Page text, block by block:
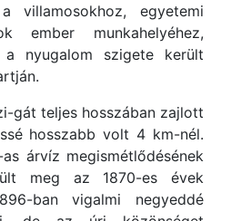
villamosokhoz, egyetemi
ember munkahelyéhez,
nyugalom szigete került
gát teljes hosszában zajlott
hosszabb volt 4 km-nél.
árvíz megismétlődésének
meg az 1870-es évek
ban vigalmi negyeddé